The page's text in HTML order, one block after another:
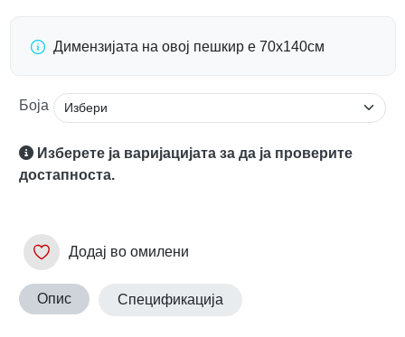
Димензијата на овој пешкир е 70х140см
Боја
Изберете ја варијацијата за да ја проверите
достапноста.
Додај во омилени
Опис Спецификација